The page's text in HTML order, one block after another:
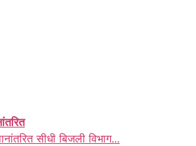
सीधी बिजली विभाग...